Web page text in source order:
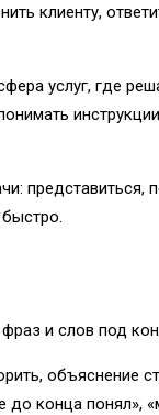
клиенту,
услуг, где
представиться,
и слов под
объяснение
конца понял»,